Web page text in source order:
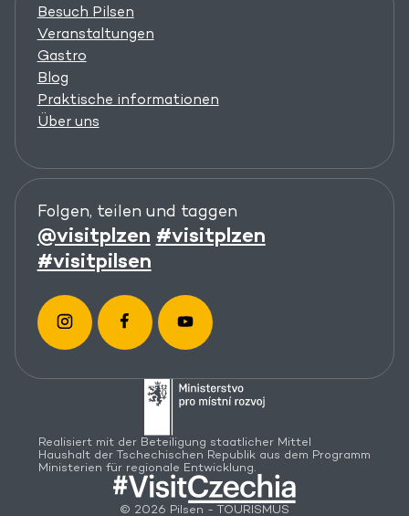
Besuch Pilsen
Veranstaltungen
Gastro
Blog
Praktische informationen
Über uns
Folgen, teilen und taggen
@visitplzen #visitplzen
#visitpilsen
Realisiert mit der Beteiligung staatlicher Mittel
Haushalt der Tschechischen Republik aus dem Programm
Ministerien für regionale Entwicklung.
© 2026 Pilsen - TOURISMUS